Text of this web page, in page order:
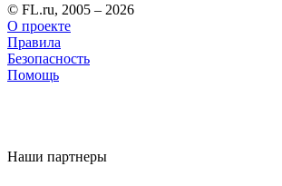
© FL.ru, 2005 – 2026
О проекте
Правила
Безопасность
Помощь
Наши партнеры